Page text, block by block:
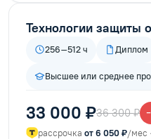
Технологии защиты
256–512 ч Диплом
Высшее или среднее
33 000 ₽36 300 ₽
рассрочка от 6 050 ₽/мес